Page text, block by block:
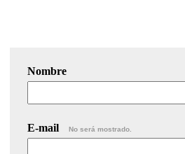
Nombre
E-mail No será mostrado.